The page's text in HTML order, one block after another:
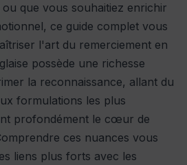
que vous souhaitiez enrichir
ce guide complet vous
l'art du remerciement en
possède une richesse
la reconnaissance, allant du
formulations les plus
profondément le cœur de
ces nuances vous
liens plus forts avec les